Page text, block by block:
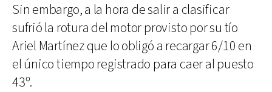
Sin embargo, a la hora de salir a clasificar
sufrió la rotura del motor provisto por su tío
Ariel Martínez que lo obligó a recargar 6/10 en
el único tiempo registrado para caer al puesto
43º.